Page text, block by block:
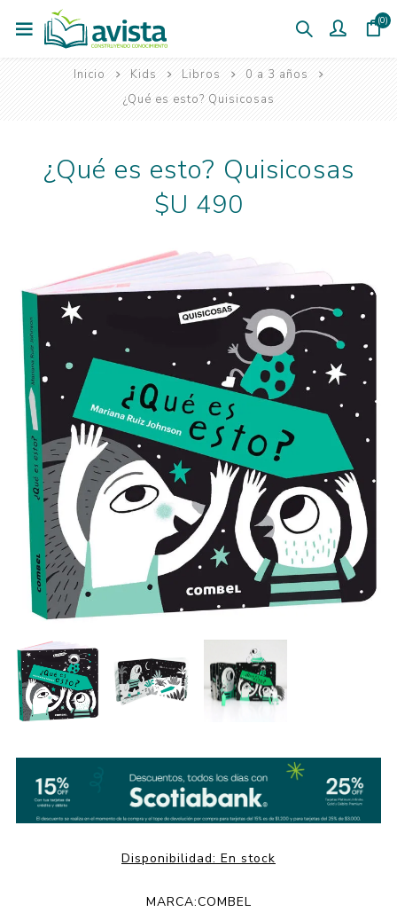
(0)
Inicio Kids Libros
0 a 3 años
¿Qué es esto? Quisicosas
¿Qué es esto? Quisicosas
$U 490
Disponibilidad: En stock
MARCA:COMBEL